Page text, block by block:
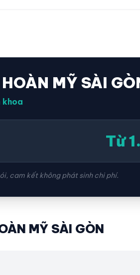
MỸ SÀI
khoa
Từ
cam kết không phát sinh chi phí.
MỸ SÀI GÒN